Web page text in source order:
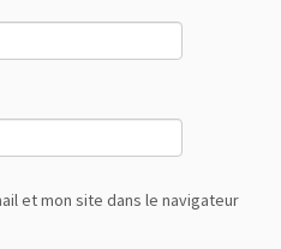
et mon site dans le navigateur